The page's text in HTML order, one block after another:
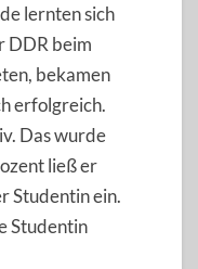
lernten sich
DDR beim
bekamen
erfolgreich.
Das wurde
ließ er
Studentin ein.
Studentin